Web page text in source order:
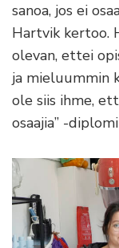
sanoa, jos ei
Hartvik kertoo.
olevan, ettei
ja mieluummin
ole siis ihme,
osaajia” -